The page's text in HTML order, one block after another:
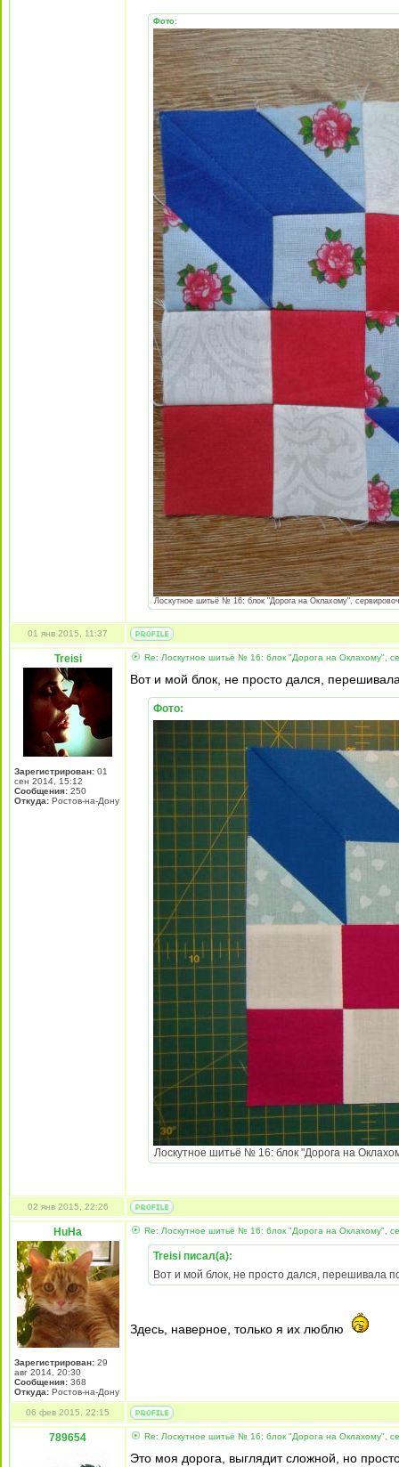
Фото:
Лоскутное шитьё № 16: блок "Дорога на Оклахому",
01 янв 2015, 11:37
Treisi
Зарегистрирован: 01
сен 2014, 15:12
Сообщения: 250
Откуда: Ростов-на-Дону
Re: Лоскутное шитьё № 16: блок "Дорога на Оклахому",
Вот и мой блок, не просто дался,
Фото:
Лоскутное шитьё № 16: блок "Дорога на
02 янв 2015, 22:26
HuHa
Зарегистрирован: 29
авг 2014, 20:30
Сообщения: 368
Откуда: Ростов-на-Дону
Re: Лоскутное шитьё № 16: блок "Дорога на Оклахому",
Treisi писал(а):
Вот и мой блок, не просто дался, перешивала
Здесь, наверное, только я их люблю
06 фев 2015, 22:15
789654 Re: Лоскутное шитьё № 16: блок "Дорога на Оклахому",
Это моя дорога, выглядит сложной, но